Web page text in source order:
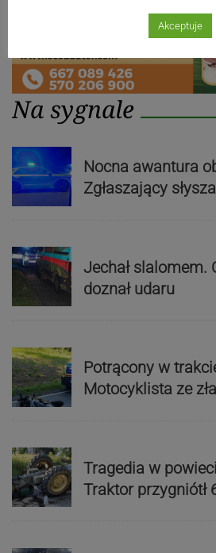
Na sygnale
Nocna awantura
Zgłaszający
Jechał slalomem.
doznał udaru
Potrącony w
Motocyklista ze
Tragedia w
Traktor przygniótł
Akceptuje